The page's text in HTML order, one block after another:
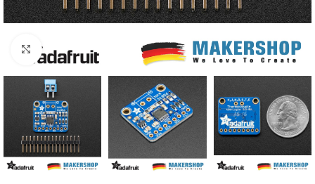
Click to enlarge